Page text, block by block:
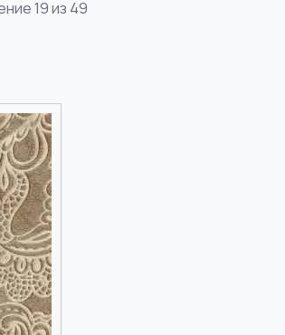
19 из 49